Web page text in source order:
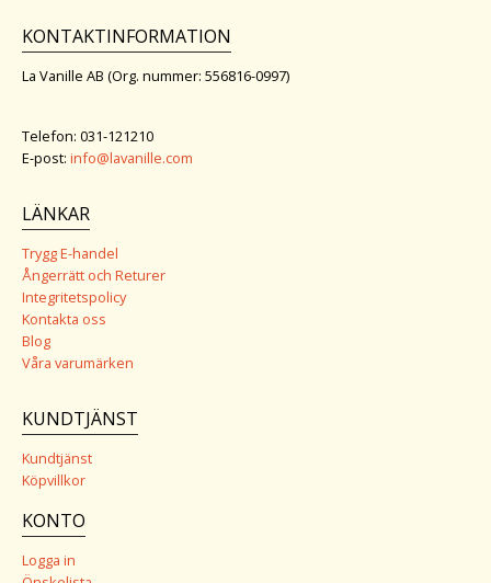
KONTAKTINFORMATION
La Vanille AB (Org. nummer: 556816-0997)
Telefon: 031-121210
E-post: info@lavanille.com
LÄNKAR
Trygg E-handel
Ångerrätt och Returer
Integritetspolicy
Kontakta oss
Blog
Våra varumärken
KUNDTJÄNST
Kundtjänst
Köpvillkor
KONTO
Logga in